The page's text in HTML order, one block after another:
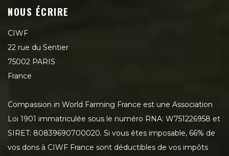
NOUS ÉCRIRE
CIWF
22 rue du Sentier
75002 PARIS
France
Compassion in World Farming France est une Association
Loi 1901 immatriculée sous le numéro RNA: W751226958 et
SIRET: 80839690700020. Si vous êtes imposable, 66% de
vos dons à CIWF France sont déductibles de vos impôts